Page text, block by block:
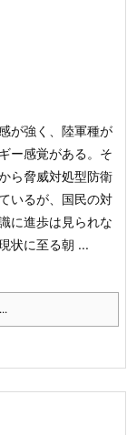
が強く、陸軍種が
ー感覚がある。そ
ら脅威対処型防衛
いるが、国民の対
に進歩は見られな
状に至る朝 ...